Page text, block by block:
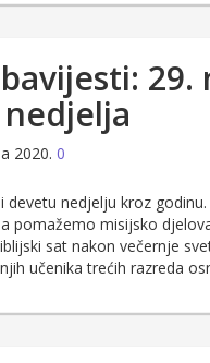
2020. 0
devetu nedjelju kroz
pomažemo misijsko
sat nakon večernje
učenika trećih razreda